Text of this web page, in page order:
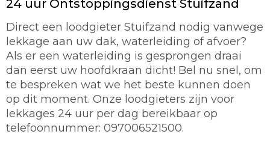
24 uur Ontstoppingsdienst Stuifzand
Direct een loodgieter Stuifzand nodig vanwege
lekkage aan uw dak, waterleiding of afvoer?
Als er een waterleiding is gesprongen draai
dan eerst uw hoofdkraan dicht! Bel nu snel, om
te bespreken wat we het beste kunnen doen
op dit moment. Onze loodgieters zijn voor
lekkages 24 uur per dag bereikbaar op
telefoonnummer: 097006521500.